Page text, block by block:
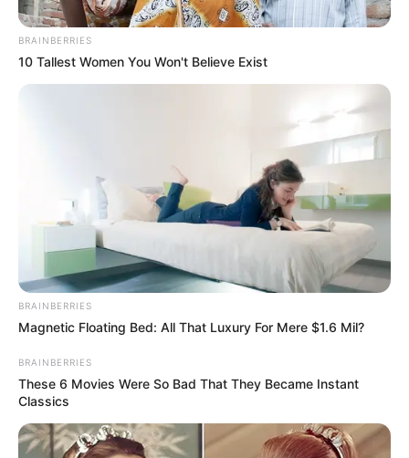
BRAINBERRIES
10 Tallest Women You Won't Believe Exist
BRAINBERRIES
Magnetic Floating Bed: All That Luxury For Mere $1.6 Mil?
BRAINBERRIES
These 6 Movies Were So Bad That They Became Instant
Classics